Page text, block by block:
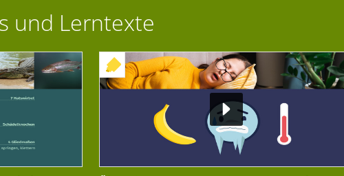
und Lerntexte
+ INTERAKTIVE ÜBUNG